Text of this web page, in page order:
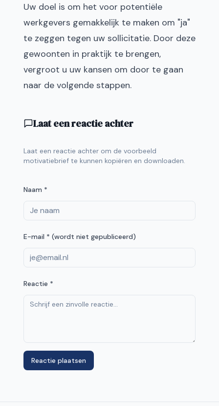
Uw doel is om het voor potentiële
werkgevers gemakkelijk te maken om "ja"
te zeggen tegen uw sollicitatie. Door deze
gewoonten in praktijk te brengen,
vergroot u uw kansen om door te gaan
naar de volgende stappen.
Laat een reactie achter
Laat een reactie achter om de voorbeeld
motivatiebrief te kunnen kopiëren en downloaden.
Naam *
E-mail * (wordt niet gepubliceerd)
Reactie *
Reactie plaatsen